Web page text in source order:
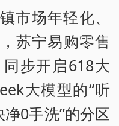
市场年轻化、
苏宁易购零售
步开启618大
大模型的“听
0手洗”的分区